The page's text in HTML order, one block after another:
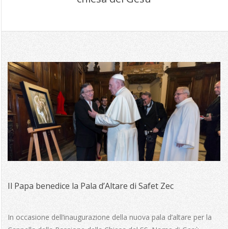
Il Papa benedice la Pala d’Altare di Safet Zec
01
In occasione dell’inaugurazione della nuova pala d’altare per la